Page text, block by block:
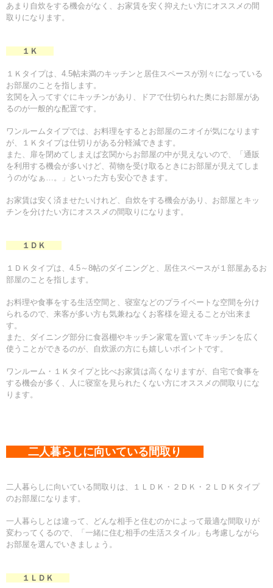
あまり自炊をする機会がなく、お家賃を安く抑えたい方にオススメの間
取りになります。
１Ｋ
１Ｋタイプは、4.5帖未満のキッチンと居住スペースが別々になっている
お部屋のことを指します。
玄関を入ってすぐにキッチンがあり、ドアで仕切られた奥にお部屋があ
るのが一般的な配置です。
ワンルームタイプでは、お料理をするとお部屋のニオイが気になります
が、１Ｋタイプは仕切りがある分軽減できます。
また、扉を閉めてしまえば玄関からお部屋の中が見えないので、「通販
を利用する機会が多いけど、荷物を受け取るときにお部屋が見えてしま
うのがなぁ…。」といった方も安心できます。
お家賃は安く済ませたいけれど、自炊をする機会があり、お部屋とキッ
チンを分けたい方にオススメの間取りになります。
１ＤＫ
１ＤＫタイプは、4.5～8帖のダイニングと、居住スペースが１部屋あるお
部屋のことを指します。
お料理や食事をする生活空間と、寝室などのプライベートな空間を分け
られるので、来客が多い方も気兼ねなくお客様を迎えることが出来ま
す。
また、ダイニング部分に食器棚やキッチン家電を置いてキッチンを広く
使うことができるのが、自炊派の方にも嬉しいポイントです。
ワンルーム・１Ｋタイプと比べお家賃は高くなりますが、自宅で食事を
する機会が多く、人に寝室を見られたくない方にオススメの間取りにな
ります。
二人暮らしに向いている間取り
二人暮らしに向いている間取りは、１ＬＤＫ・２ＤＫ・２ＬＤＫタイプ
のお部屋になります。
一人暮らしとは違って、どんな相手と住むのかによって最適な間取りが
変わってくるので、
「一緒に住む相手の生活スタイル」も考慮しながら
お部屋を選んでいきましょう。
１ＬＤＫ